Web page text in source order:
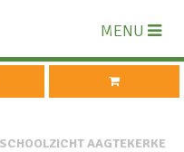
MENU
AAGTEKERKE